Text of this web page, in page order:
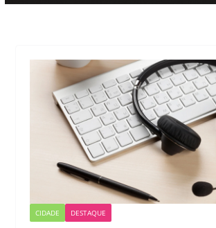
CIDADE DESTAQUE